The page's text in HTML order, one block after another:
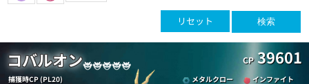
リセット 検索
コバルオン CP39601
捕獲時CP (PL20)
メタルクロー
インファイト